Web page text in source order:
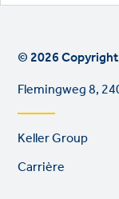
© 2026
Flemingweg 8,
Footer
links
Keller Group
Carrière